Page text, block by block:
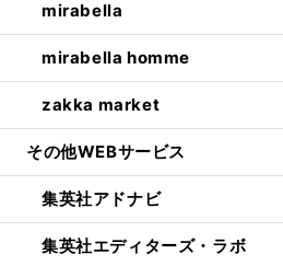
mirabella
mirabella homme
zakka market
その他WEBサービス
集英社アドナビ
集英社エディターズ・ラボ